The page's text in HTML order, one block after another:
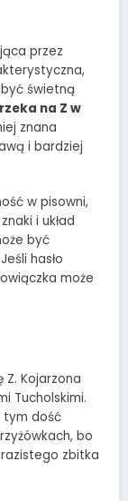
przez
świetną
rzeka na Z w
znana
i bardziej
w pisowni,
i układ
być
hasło
może
Kojarzona
Tucholskimi.
tym dość
bo
zbitka